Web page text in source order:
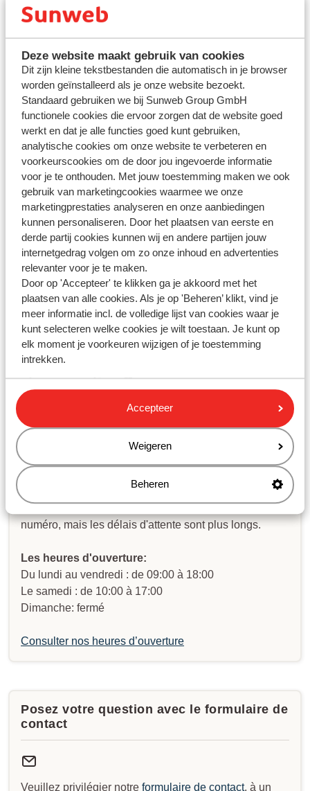
Deze website maakt gebruik van cookies
Dit zijn kleine tekstbestanden die automatisch in je browser
worden geïnstalleerd als je onze website bezoekt.
Standaard gebruiken we bij Sunweb Group GmbH
functionele cookies die ervoor zorgen dat de website goed
werkt en dat je alle functies goed kunt gebruiken,
analytische cookies om onze website te verbeteren en
voorkeurscookies om de door jou ingevoerde informatie
voor je te onthouden. Met jouw toestemming maken we ook
gebruik van marketingcookies waarmee we onze
marketingprestaties analyseren en onze aanbiedingen
kunnen personaliseren. Door het plaatsen van eerste en
derde partij cookies kunnen wij en andere partijen jouw
internetgedrag volgen om zo onze inhoud en advertenties
relevanter voor je te maken.
Door op 'Accepteer' te klikken ga je akkoord met het
plaatsen van alle cookies. Als je op 'Beheren’ klikt, vind je
meer informatie incl. de volledige lijst van cookies waar je
kunt selecteren welke cookies je wilt toestaan. Je kunt op
elk moment je voorkeuren wijzigen of je toestemming
intrekken.
Accepteer
Weigeren
Beheren
Prendre l'avion enceinte : jusqu'à quand pouvez-vous
Dernière modification le Jeu, 7 Août, 2025 à 9:47 H
Jusqu’à quel âge un mineur peut-il profiter des tarifs
enfant ?
Dernière modification le Ven, 6 Déc., 2024 à 8:54 H
Jusqu’à quel âge un enfant est-il considéré comme un
bébé ?
Dernière modification le Ven, 6 Déc., 2024 à 8:53 H
Quels hébergements sont adaptés aux enfants ?
Dernière modification le Ven, 6 Déc., 2024 à 8:53 H
Un siège bébé est-il inclus lors du transfert ?
Dernière modification le Lun, 22 Sept., 2025 à 4:22 H
Vous n'avez pas trouvé la réponse à
votre question?
Contactez-nous par WhatsApp !
Envoyez-nous un message WhatsApp au
+3238081092. Vous pouvez nous appeler au même
numéro, mais les délais d'attente sont plus longs.
Les heures d'ouverture:
Du lundi au vendredi : de 09:00 à 18:00
Le samedi : de 10:00 à 17:00
Dimanche: fermé
Consulter nos heures d’ouverture
Posez votre question avec le formulaire de
contact
Veuillez privilégier notre formulaire de contact. à un